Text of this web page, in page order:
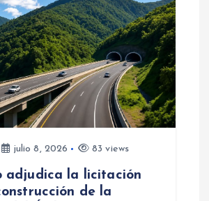
julio 8, 2026 83 views
adjudica la licitación
de la